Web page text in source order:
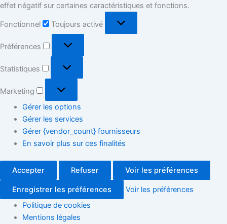
effet négatif sur certaines caractéristiques et fonctions.
Fonctionnel Toujours activé
Préférences
Statistiques
Marketing
Gérer les options
Gérer les services
Gérer {vendor_count} fournisseurs
En savoir plus sur ces finalités
Accepter Refuser Voir les préférences
Enregistrer les préférences
Voir les préférences
Politique de cookies
Mentions légales